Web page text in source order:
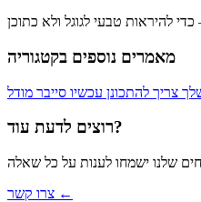
מאמרים נוספים בקטגוריה
צריך להתכונן עכשיו סייבר
רוצים לדעת עוד?
צרו קשר ←